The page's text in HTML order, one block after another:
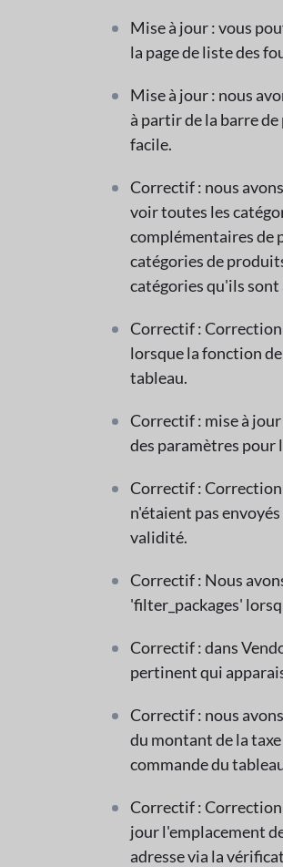
Mise à jour : vous
la page de liste des
Mise à jour : nous
à partir de la barre
facile.
Correctif : nous
voir toutes les
complémentaires de
catégories de
catégories qu'ils
Correctif :
lorsque la fonction
tableau.
Correctif : mise à
des paramètres pour
Correctif :
n'étaient pas
validité.
Correctif : Nous
'filter_packages'
Correctif : dans
pertinent qui
Correctif : nous
du montant de la
commande du
Correctif :
jour l'emplacement
adresse via la